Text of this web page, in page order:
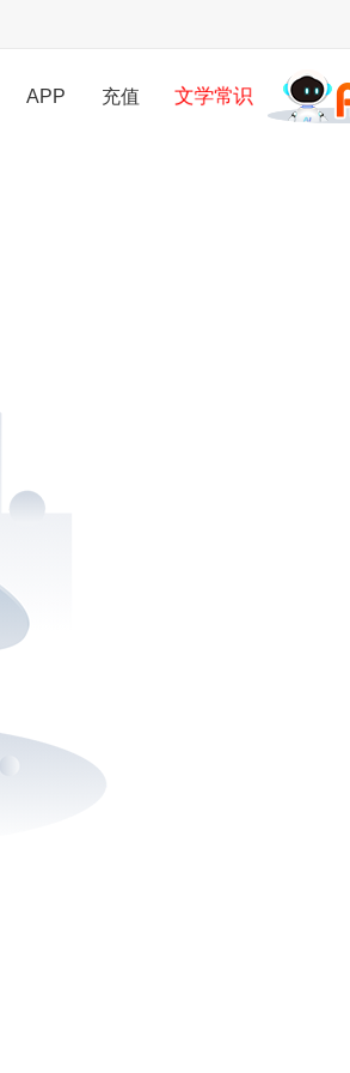
APP 充值 文学常识